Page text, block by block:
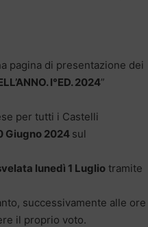
pagina di presentazione dei
I°ED. 2024”
per tutti i Castelli
Giugno 2024 sul
lunedì 1 Luglio tramite
successivamente alle ore
il proprio voto.